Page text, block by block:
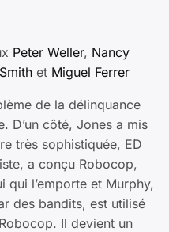
Peter Weller, Nancy
et Miguel Ferrer
de la délinquance
D’un côté, Jones a mis
très sophistiquée, ED
a conçu Robocop,
qui l’emporte et Murphy,
des bandits, est utilisé
Il devient un